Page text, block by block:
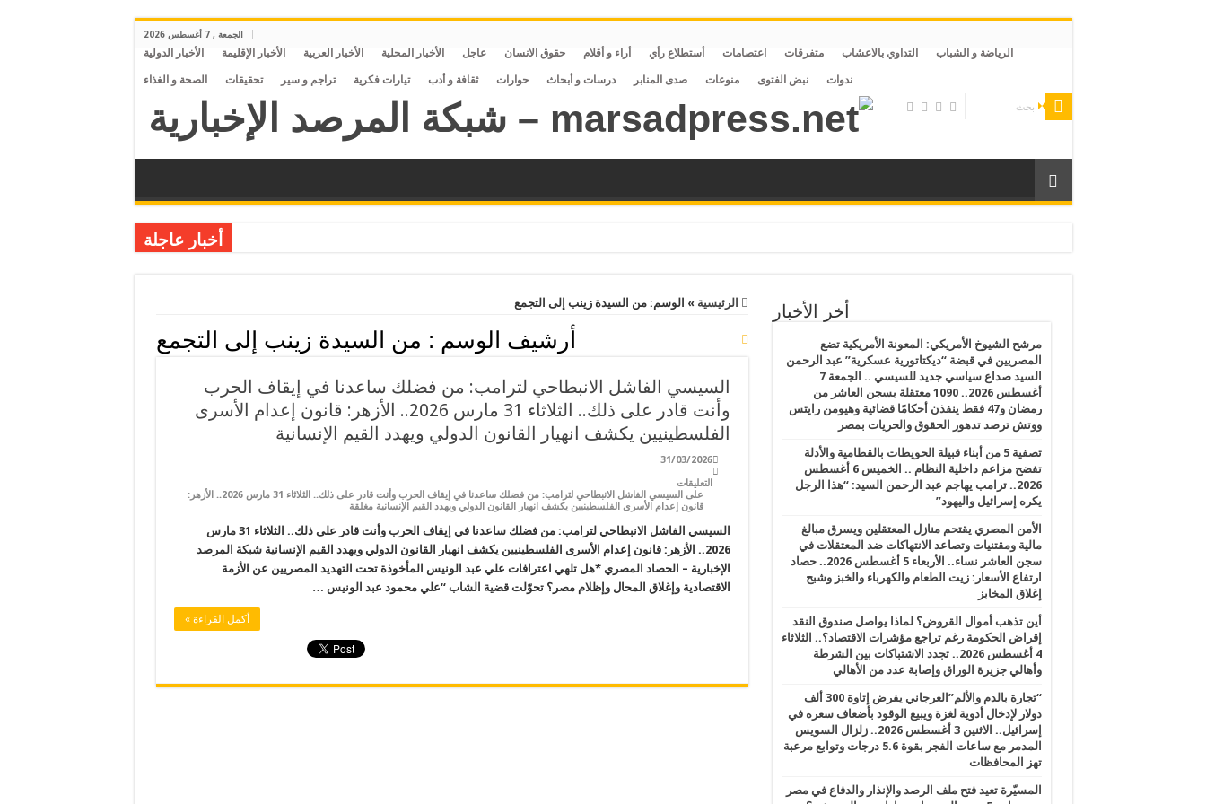
الجمعة , 7 أغسطس 2026
الأخبار الدولية الأخبار الإقليمة الأخبار العربية الأخبار المحلية عاجل حقوق الانسان أراء و أقلام أستطلاع رأي اعتصامات متفرقات التداوي بالاعشاب الرياضة و الشباب
الصحة و الغذاء تحقيقات تراجم و سير تيارات فكرية ثقافة و أدب حوارات درسات و أبحاث صدى المنابر منوعات نبض الفتوى ندوات
أخبار عاجلة
المائي”: خطاب بدر عبدالعاطي عن القانون الدولي يصطدم بواقع الملء الأحادي وسد النهضة يراكم المخاطر
الرئيسية » الوسم:من السيدة زينب إلى التجمع
أرشيف الوسم : من السيدة زينب إلى التجمع
السيسي الفاشل الانبطاحي لترامب: من فضلك ساعدنا في إيقاف الحرب
وأنت قادر على ذلك.. الثلاثاء 31 مارس 2026.. الأزهر: قانون إعدام الأسرى
الفلسطينيين يكشف انهيار القانون الدولي ويهدد القيم الإنسانية
31/03/2026
التعليقات
على السيسي الفاشل الانبطاحي لترامب: من فضلك ساعدنا في إيقاف الحرب وأنت قادر على ذلك.. الثلاثاء 31 مارس 2026.. الأزهر:
قانون إعدام الأسرى الفلسطينيين يكشف انهيار القانون الدولي ويهدد القيم الإنسانية مغلقة
السيسي الفاشل الانبطاحي لترامب: من فضلك ساعدنا في إيقاف الحرب وأنت قادر على ذلك.. الثلاثاء 31 مارس
2026.. الأزهر: قانون إعدام الأسرى الفلسطينيين يكشف انهيار القانون الدولي ويهدد القيم الإنسانية شبكة المرصد
الإخبارية – الحصاد المصري *هل تلهي اعترافات علي عبد الونيس المأخوذة تحت التهديد المصريين عن الأزمة
الاقتصادية وإغلاق المحال وإظلام مصر؟ تحوّلت قضية الشاب “علي محمود عبد الونيس …
أكمل القراءة »
أخر الأخبار
مرشح الشيوخ الأمريكي: المعونة الأمريكية تضع
المصريين في قبضة “ديكتاتورية عسكرية” عبد الرحمن
السيد صداع سياسي جديد للسيسي .. الجمعة 7
أغسطس 2026.. 1090 معتقلة بسجن العاشر من
رمضان و47 فقط ينفذن أحكامًا قضائية وهيومن رايتس
ووتش ترصد تدهور الحقوق والحريات بمصر
تصفية 5 من أبناء قبيلة الحويطات بالقطامية والأدلة
تفضح مزاعم داخلية النظام .. الخميس 6 أغسطس
2026.. ترامب يهاجم عبد الرحمن السيد: “هذا الرجل
يكره إسرائيل واليهود”
الأمن المصري يقتحم منازل المعتقلين ويسرق مبالغ
مالية ومقتنيات وتصاعد الانتهاكات ضد المعتقلات في
سجن العاشر نساء.. الأربعاء 5 أغسطس 2026.. حصاد
ارتفاع الأسعار: زيت الطعام والكهرباء والخبز وشبح
إغلاق المخابز
أين تذهب أموال القروض؟ لماذا يواصل صندوق النقد
إقراض الحكومة رغم تراجع مؤشرات الاقتصاد؟.. الثلاثاء
4 أغسطس 2026.. تجدد الاشتباكات بين الشرطة
وأهالي جزيرة الوراق وإصابة عدد من الأهالي
“تجارة بالدم والألم”العرجاني يفرض إتاوة 300 ألف
دولار لإدخال أدوية لغزة ويبيع الوقود بأضعاف سعره في
إسرائيل.. الاثنين 3 أغسطس 2026.. زلزال السويس
المدمر مع ساعات الفجر بقوة 5.6 درجات وتوابع مرعبة
تهز المحافظات
المسيّرة تعيد فتح ملف الرصد والإنذار والدفاع في مصر